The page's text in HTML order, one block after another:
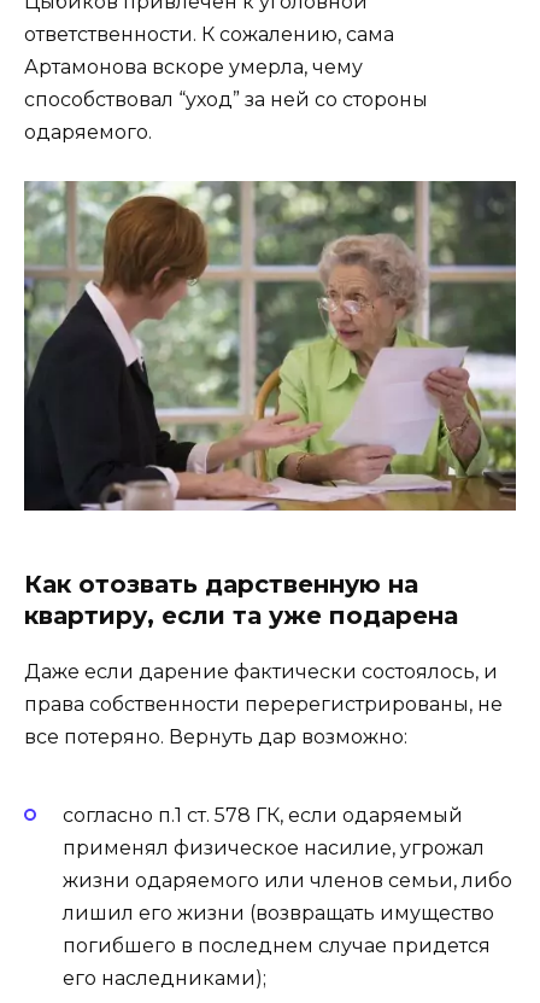
ответственности. К сожалению, сама
Артамонова вскоре умерла, чему
способствовал “уход” за ней со стороны
одаряемого.
Как отозвать дарственную на
квартиру, если та уже подарена
Даже если дарение фактически состоялось, и
права собственности перерегистрированы, не
все потеряно. Вернуть дар возможно:
согласно п.1 ст. 578 ГК, если одаряемый
применял физическое насилие, угрожал
жизни одаряемого или членов семьи, либо
лишил его жизни (возвращать имущество
погибшего в последнем случае придется
его наследниками);